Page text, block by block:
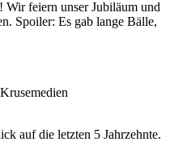
feiern unser Jubiläum und
Spoiler: Es gab lange Bälle,
auf die letzten 5 Jahrzehnte.